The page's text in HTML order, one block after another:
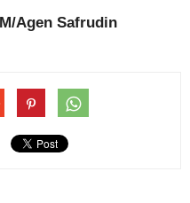
Agen Safrudin